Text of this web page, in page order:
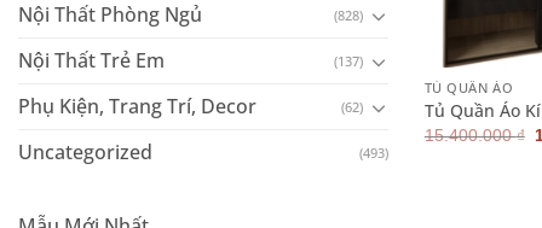
Nội Thất Phòng Ngủ (828)
Nội Thất Trẻ Em (137)
Phụ Kiện, Trang Trí, Decor (62)
Uncategorized (493)
TỦ QUẦN ÁO
Tủ Quần Áo
15.400.000₫